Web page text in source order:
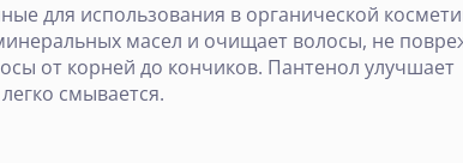
для использования в органической
масел и очищает волосы, не
от корней до кончиков. Пантенол улучшает
смывается.